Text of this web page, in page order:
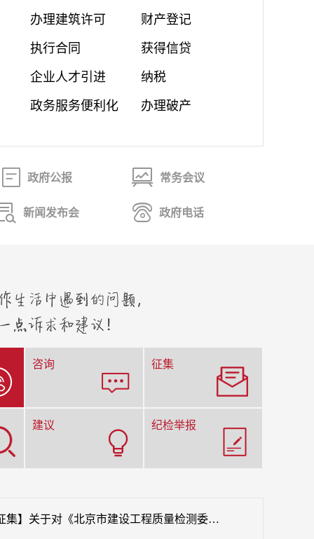
办理建筑许可 财产登记
执行合同 获得信贷
企业人才引进 纳税
政务服务便利化 办理破产
政府公报 常务会议
新闻发布会 政府电话
咨询 征集
建议 纪检举报
【征集】关于对《北京市建设工程质量检测委托合同（示范文本）》（征求意见稿）公开征集意见的公告